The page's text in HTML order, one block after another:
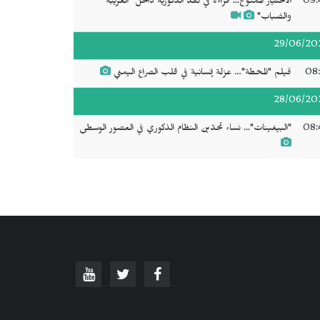
والضباب"
29/06/
فيلم "المحطة"… عزلة إنسانية في قلب الصراع اليمني
28/06/
"البيغينات"... نساء تحدّين النظام الذكوري في العصور الوسطى